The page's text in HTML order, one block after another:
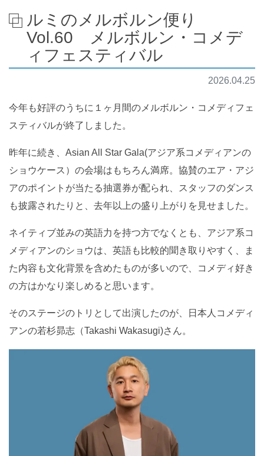
ルミのメルボルン便り
Vol.60 メルボルン・コメデ
ィフェスティバル
2026.04.25
今年も好評のうちに１ヶ月間のメルボルン・コメディフェ
スティバルが終了しました。
昨年に続き、Asian All Star Gala(アジア系コメディアンの
ショウケース）の会場はもちろん満席。協賛のエア・アジ
アのポイントが当たる抽選券が配られ、スタッフのダンス
も披露されたりと、去年以上の盛り上がりを見せました。
ネイティブ並みの英語力を持つ方でなくとも、アジア系コ
メディアンのショウは、英語も比較的聞き取りやすく、ま
た内容も文化背景を含めたものが多いので、コメディ好き
の方はかなり楽しめると思います。
そのステージのトリとして出演したのが、日本人コメディ
アンの若杉昴志（Takashi Wakasugi)さん。